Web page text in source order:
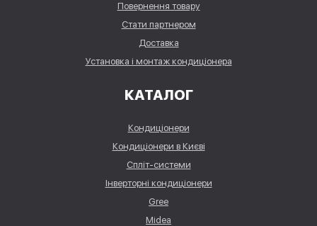
Повернення товару
Стати партнером
Доставка
Установка і монтаж кондиціонера
КАТАЛОГ
Кондиціонери
Кондиціонери в Києві
Спліт-системи
Інверторні кондиціонери
Gree
Midea